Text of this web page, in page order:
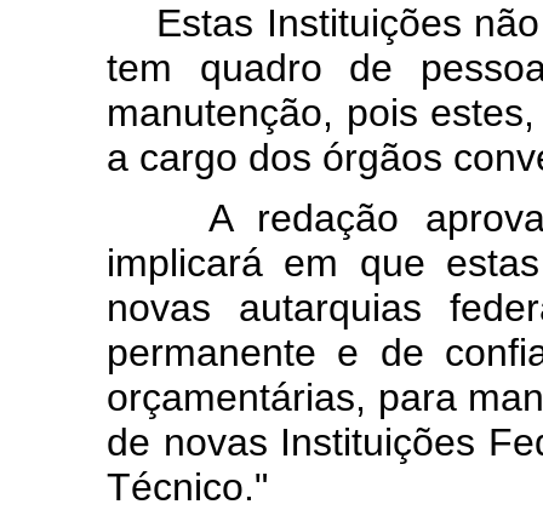
Estas Instituições não
tem quadro de
manutenção, pois
a cargo dos órgãos
A redação
implicará em que
novas autarquias
permanente e de
orçamentárias, para
de novas Instituições
Técnico."